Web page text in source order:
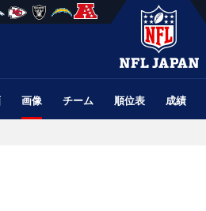
画像 チーム 順位表 成績